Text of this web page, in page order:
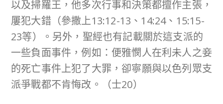
以及掃羅王，他多次行事和決策都擅作主張，
屢犯大錯（參撒上13:12-13、14:24、15:15-
23等）。另外，聖經也有記載關於這支派的
一些負面事件，例如：便雅憫人在利未人之妾
的死亡事件上犯了大罪，卻寧願與以色列眾支
派爭戰都不肯悔改。（士20）